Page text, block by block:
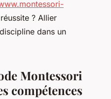
? Allier
dans un
Montessori
compétences